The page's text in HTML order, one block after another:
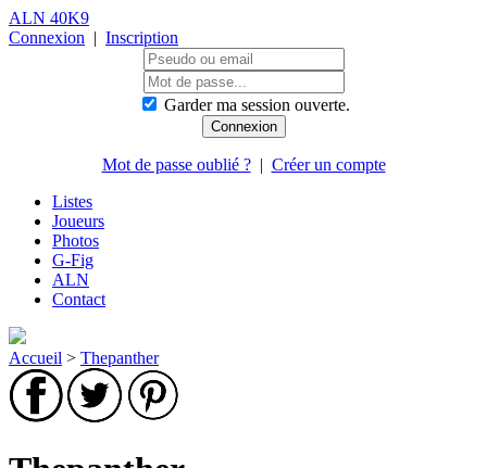
ALN 40K9
Connexion | Inscription
Garder ma session ouverte.
Mot de passe oublié ?| Créer un compte
Listes
Joueurs
Photos
G-Fig
ALN
Contact
Accueil > Thepanther